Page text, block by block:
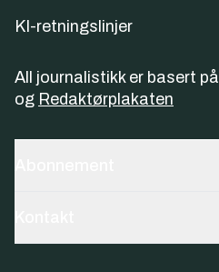
KI-retningslinjer
All journalistikk er basert på
og Redaktørplakaten